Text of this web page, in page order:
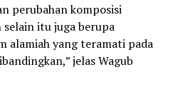
perubahan komposisi
itu juga berupa
alamiah yang teramati pada
jelas Wagub